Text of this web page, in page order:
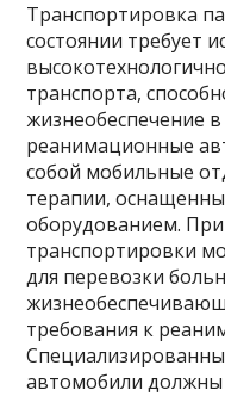
Транспортировка
состоянии требует
транспорта,
жизнеобеспечение
реанимационные
собой мобильные
терапии,
оборудованием.
транспортировки
для перевозки
требования к
автомобили должны